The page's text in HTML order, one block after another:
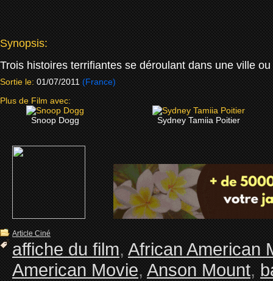
Synopsis:
Trois histoires terrifiantes se déroulant dans une ville
Sortie le: 01/07/2011 (France)
Plus de Film avec:
Snoop Dogg
Sydney Tamiia Poitier
Article Ciné
affiche du film,African American
American Movie,Anson Mount,